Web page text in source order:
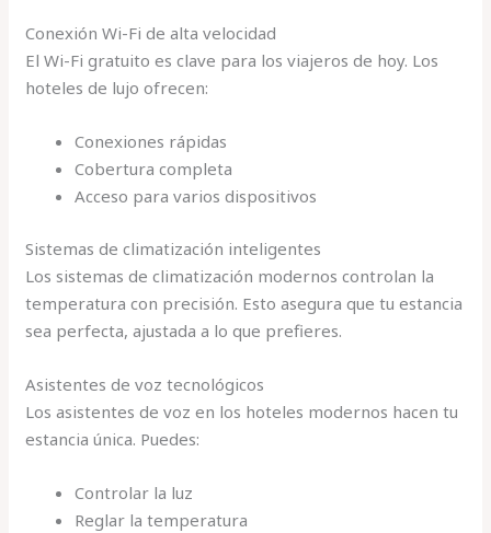
Conexión Wi-Fi de alta velocidad
El Wi-Fi gratuito es clave para los viajeros de hoy. Los
hoteles de lujo ofrecen:
Conexiones rápidas
Cobertura completa
Acceso para varios dispositivos
Sistemas de climatización inteligentes
Los sistemas de climatización modernos controlan la
temperatura con precisión. Esto asegura que tu estancia
sea perfecta, ajustada a lo que prefieres.
Asistentes de voz tecnológicos
Los asistentes de voz en los hoteles modernos hacen tu
estancia única. Puedes:
Controlar la luz
Reglar la temperatura